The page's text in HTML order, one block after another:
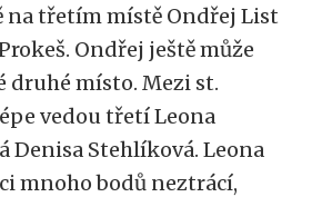
na třetím místě Ondřej List
Ondřej ještě může
druhé místo. Mezi st.
vedou třetí Leona
Denisa Stehlíková. Leona
mnoho bodů neztrácí,